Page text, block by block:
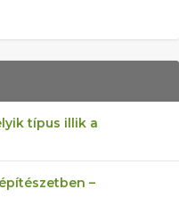
típus illik a
–